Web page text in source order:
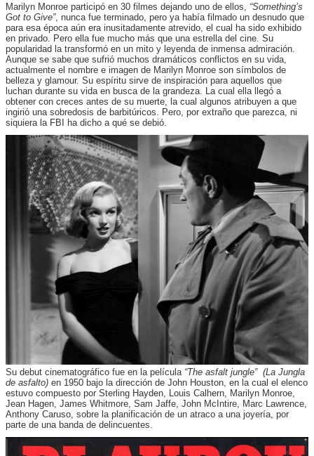
Marilyn Monroe participó en 30 filmes dejando uno de ellos, “Something’s
Got to Give”, nunca fue terminado, pero ya había filmado un desnudo que
para esa época aún era inusitadamente atrevido, el cual ha sido exhibido
en privado. Pero ella fue mucho más que una estrella del cine. Su
popularidad la transformó en un mito y leyenda de inmensa admiración.
Aunque se sabe que sufrió muchos dramáticos conflictos en su vida,
actualmente el nombre e imagen de Marilyn Monroe son símbolos de
belleza y glamour. Su espíritu sirve de inspiración para aquellos que
luchan durante su vida en busca de la grandeza. La cual ella llegó a
obtener con creces antes de su muerte, la cual algunos atribuyen a que
ingirió una sobredosis de barbitúricos. Pero, por extraño que parezca, ni
siquiera la FBI ha dicho a qué se debió.
Su debut cinematográfico fue en la película “The asfalt jungle” (La Jungla
de asfalto) en 1950 bajo la dirección de John Houston, en la cual el elenco
estuvo compuesto por Sterling Hayden, Louis Calhern, Marilyn Monroe,
Jean Hagen, James Whitmore, Sam Jaffe, John McIntire, Marc Lawrence,
Anthony Caruso, sobre la planificación de un atraco a una joyería, por
parte de una banda de delincuentes.